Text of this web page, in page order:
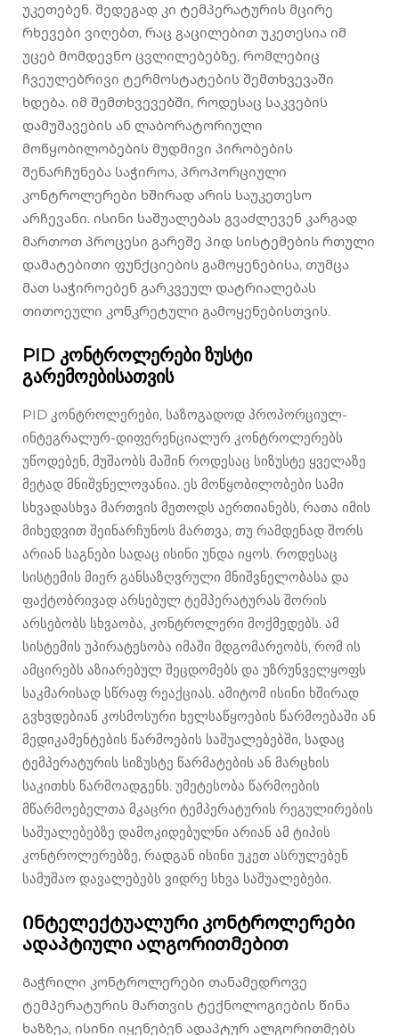
უკეთებენ. შედეგად კი ტემპერატურის მცირე
რხევები ვიღებთ, რაც გაცილებით უკეთესია იმ
უცებ მომდევნო ცვლილებებზე, რომლებიც
ჩვეულებრივი ტერმოსტატების შემთხვევაში
ხდება. იმ შემთხვევებში, როდესაც საკვების
დამუშავების ან ლაბორატორიული
მოწყობილობების მუდმივი პირობების
შენარჩუნება საჭიროა, პროპორციული
კონტროლერები ხშირად არის საუკეთესო
არჩევანი. ისინი საშუალებას გვაძლევენ კარგად
მართოთ პროცესი გარეშე პიდ სისტემების რთული
დამატებითი ფუნქციების გამოყენებისა, თუმცა
მათ საჭიროებენ გარკვეულ დატრიალებას
თითოეული კონკრეტული გამოყენებისთვის.
PID კონტროლერები ზუსტი
გარემოებისათვის
PID კონტროლერები, საზოგადოდ პროპორციულ-
ინტეგრალურ-დიფერენციალურ კონტროლერებს
უწოდებენ, მუშაობს მაშინ როდესაც სიზუსტე ყველაზე
მეტად მნიშვნელოვანია. ეს მოწყობილობები სამი
სხვადასხვა მართვის მეთოდს აერთიანებს, რათა იმის
მიხედვით შეინარჩუნოს მართვა, თუ რამდენად შორს
არიან საგნები სადაც ისინი უნდა იყოს. როდესაც
სისტემის მიერ განსაზღვრული მნიშვნელობასა და
ფაქტობრივად არსებულ ტემპერატურას შორის
არსებობს სხვაობა, კონტროლერი მოქმედებს. ამ
სისტემის უპირატესობა იმაში მდგომარეობს, რომ ის
ამცირებს აზიარებულ შეცდომებს და უზრუნველყოფს
საკმარისად სწრაფ რეაქციას. ამიტომ ისინი ხშირად
გვხვდებიან კოსმოსური ხელსაწყოების წარმოებაში ან
მედიკამენტების წარმოების საშუალებებში, სადაც
ტემპერატურის სიზუსტე წარმატების ან მარცხის
საკითხს წარმოადგენს. უმეტესობა წარმოების
მწარმოებელთა მკაცრი ტემპერატურის რეგულირების
საშუალებებზე დამოკიდებულნი არიან ამ ტიპის
კონტროლერებზე, რადგან ისინი უკეთ ასრულებენ
სამუშაო დავალებებს ვიდრე სხვა საშუალებები.
Ინტელექტუალური კონტროლერები
ადაპტიული ალგორითმებით
Გაჭრილი კონტროლერები თანამედროვე
ტემპერატურის მართვის ტექნოლოგიების წინა
ხაზზეა, ისინი იყენებენ ადაპტურ ალგორითმებს